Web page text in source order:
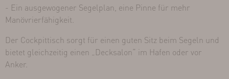
- Ein ausgewogener Segelplan, eine Pinne für mehr
Manövrierfähigkeit.
Der Cockpittisch sorgt für einen guten Sitz beim Segeln und
bietet gleichzeitig einen „Decksalon“ im Hafen oder vor
Anker.